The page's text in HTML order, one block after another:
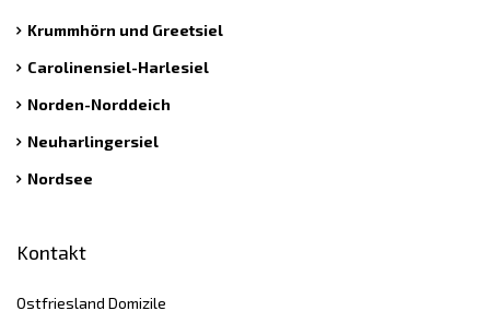
Krummhörn und Greetsiel
Carolinensiel-Harlesiel
Norden-Norddeich
Neuharlingersiel
Nordsee
Kontakt
Ostfriesland Domizile